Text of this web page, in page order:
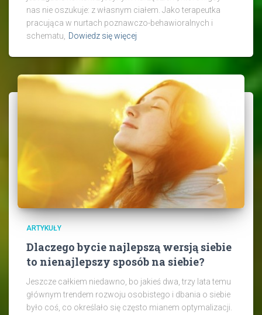
nas nie oszukuje: z własnym ciałem. Jako terapeutka
pracująca w nurtach poznawczo-behawioralnych i
schematu,
Dowiedz się więcej
ARTYKUŁY
Dlaczego bycie najlepszą wersją siebie
to nienajlepszy sposób na siebie?
Jeszcze całkiem niedawno, bo jakieś dwa, trzy lata temu
głównym trendem rozwoju osobistego i dbania o siebie
było coś, co określało się często mianem optymalizacji.